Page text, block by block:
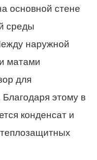
основной стене
среды
наружной
матами
для
этому в
конденсат и